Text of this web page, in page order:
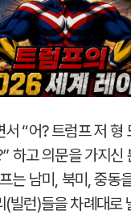
“어? 트럼프 저 형
하고 의문을 가지신
는 남미, 북미, 중동
빌런)들을 차례대로